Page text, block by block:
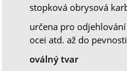
stopková obrysová
určena pro
ocei atd. až do
oválný tvar